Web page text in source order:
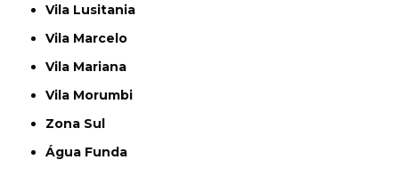
Vila Lusitania
Vila Marcelo
Vila Mariana
Vila Morumbi
Zona Sul
Água Funda